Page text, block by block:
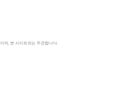
며, 본 사이트와는 무관합니다.